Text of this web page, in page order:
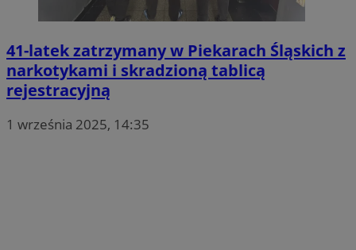
41-latek zatrzymany w Piekarach Śląskich z
narkotykami i skradzioną tablicą
rejestracyjną
1 września 2025, 14:35